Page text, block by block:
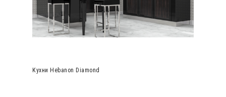
Кухни Hebanon Diamond